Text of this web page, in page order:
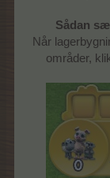
Sådan
Når
områder,